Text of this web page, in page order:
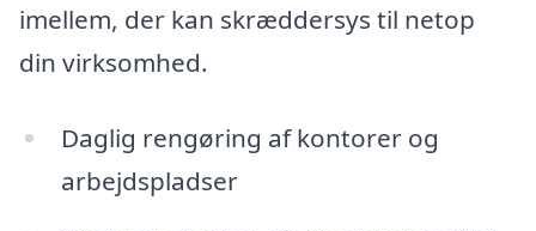
imellem, der kan skræddersys til netop
din virksomhed.
Daglig rengøring af kontorer og
arbejdspladser